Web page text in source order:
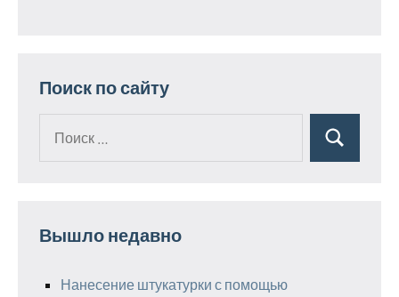
Поиск по сайту
Поиск
Вышло недавно
Нанесение штукатурки с помощью